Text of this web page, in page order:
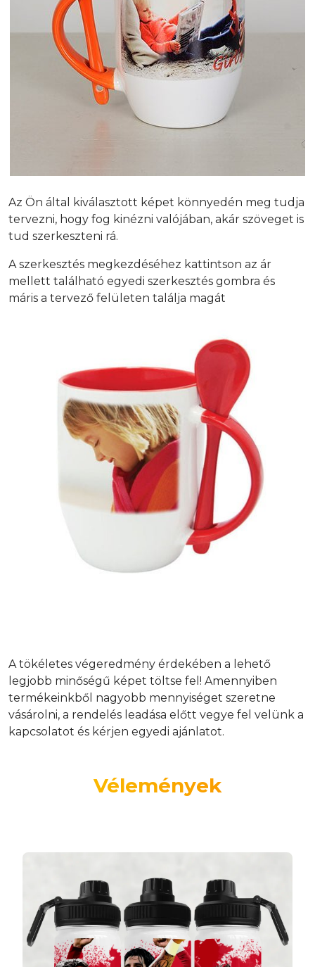
Az Ön által kiválasztott képet könnyedén meg tudja
tervezni, hogy fog kinézni valójában, akár szöveget is
tud szerkeszteni rá.
A szerkesztés megkezdéséhez kattintson az ár
mellett található egyedi szerkesztés gombra és
máris a tervező felületen találja magát
A tökéletes végeredmény érdekében a lehető
legjobb minőségű képet töltse fel! Amennyiben
termékeinkből nagyobb mennyiséget szeretne
vásárolni, a rendelés leadása előtt vegye fel velünk a
kapcsolatot és kérjen egyedi ajánlatot.
Vélemények